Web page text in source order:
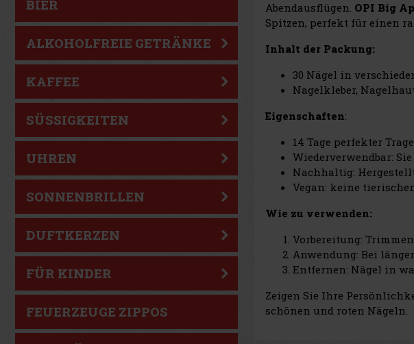
BIER
ALKOHOLFREIE GETRÄNKE
KAFFEE
SÜSSIGKEITEN
UHREN
SONNENBRILLEN
DUFTKERZEN
FÜR KINDER
FEUERZEUGE ZIPPOS
Abendausflügen. OPI Big
Spitzen, perfekt für einen
Inhalt der Packung:
30 Nägel in
Nagelkleber,
Eigenschaften:
14 Tage perfekter
Wiederverwendbar:
Nachhaltig:
Vegan: keine
Wie zu verwenden:
Vorbereitung:
Anwendung: Bei
Entfernen: Nägel in
Zeigen Sie Ihre
schönen und roten Nägeln.